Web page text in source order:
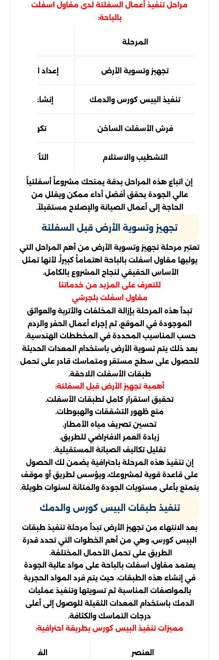
مراحل تنفيذ أعمال السفلتة لدى مقاول اسفلت
بالباحة:
المرحلة
تجهيز وتسوية الأرض إعداد الموقع
تنفيذ البيس كورس والدمك إنشاء قاعدة
فرش الأسفلت الساخن تكوين الطبقة
التشطيب والاستلام التأكد من
إن اتباع هذه المراحل بدقة يمنحك مشروعاً أسفلتياً
عالي الجودة يحقق أفضل أداء ممكن ويقلل من
الحاجة إلى أعمال الصيانة والإصلاح مستقبلاً.
تجهيز وتسوية الأرض قبل السفلتة
تعتبر مرحلة تجهيز وتسوية الأرض من أهم المراحل التي
يوليها مقاول اسفلت بالباحة اهتماماً كبيراً، لأنها تمثل
الأساس الحقيقي لنجاح المشروع بالكامل.
للتعرف على المزيد من خدماتنا
مقاول اسفلت بلجرشي
تبدأ هذه المرحلة بإزالة المخلفات والأتربة والعوائق
الموجودة في الموقع، ثم إجراء أعمال الحفر والردم
حسب المناسيب المحددة في المخططات الهندسية.
بعد ذلك يتم تسوية الأرض باستخدام المعدات الحديثة
للحصول على سطح مستقر ومتماسك قادر على تحمل
طبقات الأسفلت اللاحقة.
أهمية تجهيز الأرض قبل السفلتة:
تحقيق استقرار كامل لطبقات الأسفلت.
منع ظهور التشققات والهبوطات.
تحسين تصريف مياه الأمطار.
زيادة العمر الافتراضي للطريق.
تقليل تكاليف الصيانة المستقبلية.
إن تنفيذ هذه المرحلة باحترافية يضمن لك الحصول
على قاعدة قوية لمشروعك، ويؤسس لطريق أو موقف
يتمتع بأعلى مستويات الجودة والمتانة لسنوات طويلة.
تنفيذ طبقات البيس كورس والدمك
بعد الانتهاء من تجهيز الأرض تبدأ مرحلة تنفيذ طبقات
البيس كورس، وهي من أهم الخطوات التي تحدد قدرة
الطريق على تحمل الأحمال المختلفة.
يعتمد مقاول اسفلت بالباحة على مواد عالية الجودة
في إنشاء هذه الطبقات، حيث يتم فرد المواد الحجرية
بالمواصفات المناسبة ثم تسويتها وتنفيذ عمليات
الدمك باستخدام المعدات الثقيلة للوصول إلى أعلى
درجات التماسك والكثافة.
مميزات تنفيذ البيس كورس بطريقة احترافية:
العنصر الفائدة